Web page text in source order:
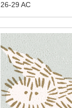
26-29 AC